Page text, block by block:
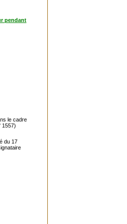
pendant
le cadre
1557)
du 17